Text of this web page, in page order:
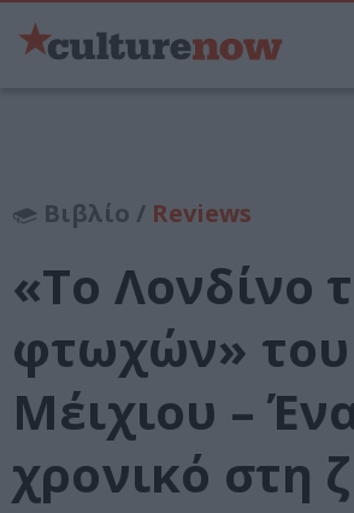
Βιβλίο / Reviews
«Το Λονδίνο
φτωχών» του
Μέιχιου –
χρονικό στη